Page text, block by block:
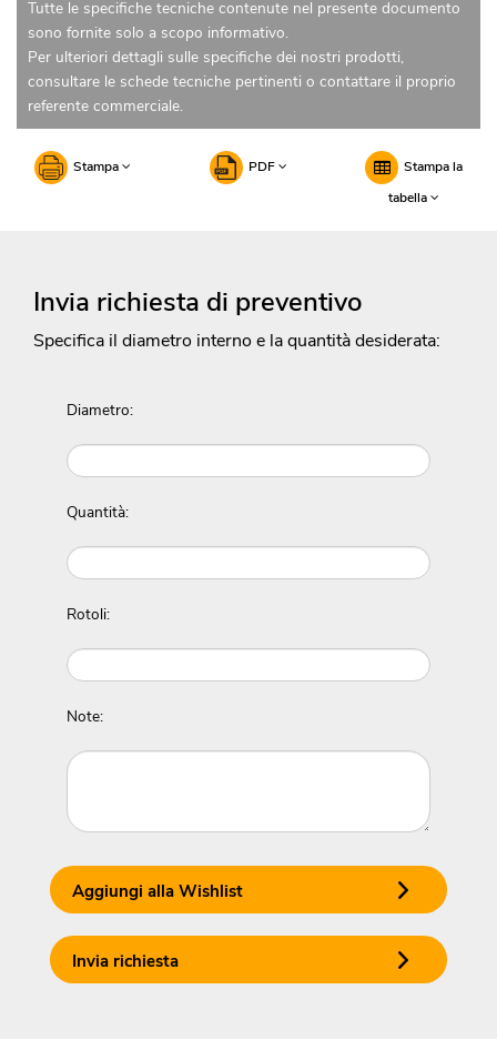
Tutte le specifiche tecniche contenute nel presente documento
sono fornite solo a scopo informativo.
Per ulteriori dettagli sulle specifiche dei nostri prodotti,
consultare le schede tecniche pertinenti o contattare il proprio
referente commerciale.
Stampa PDF
Stampa la
tabella
Invia richiesta di preventivo
Specifica il diametro interno e la quantità desiderata:
Diametro:
Quantità:
Rotoli:
Note:
Aggiungi alla Wishlist
Invia richiesta